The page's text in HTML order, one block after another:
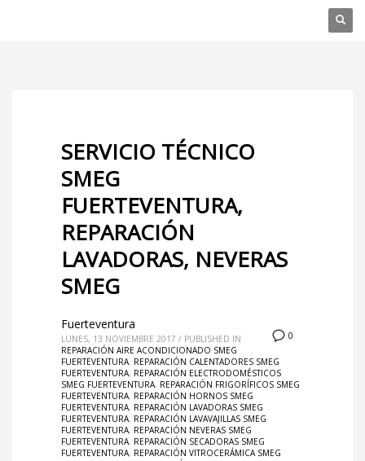
SERVICIO TÉCNICO
SMEG
FUERTEVENTURA,
REPARACIÓN
LAVADORAS, NEVERAS
SMEG
0
Fuerteventura
LUNES, 13 NOVIEMBRE 2017 / PUBLISHED IN
REPARACIÓN AIRE ACONDICIONADO SMEG
FUERTEVENTURA, REPARACIÓN CALENTADORES SMEG
FUERTEVENTURA, REPARACIÓN ELECTRODOMÉSTICOS
SMEG FUERTEVENTURA, REPARACIÓN FRIGORÍFICOS SMEG
FUERTEVENTURA, REPARACIÓN HORNOS SMEG
FUERTEVENTURA, REPARACIÓN LAVADORAS SMEG
FUERTEVENTURA, REPARACIÓN LAVAVAJILLAS SMEG
FUERTEVENTURA, REPARACIÓN NEVERAS SMEG
FUERTEVENTURA, REPARACIÓN SECADORAS SMEG
FUERTEVENTURA, REPARACIÓN VITROCERÁMICA SMEG